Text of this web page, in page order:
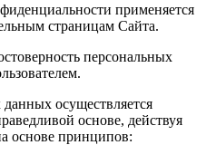
применяется
страницам Сайта.
персональных
осуществляется
основе, действуя
основе принципов: